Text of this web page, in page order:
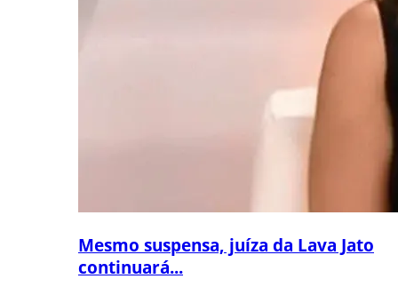
Mesmo suspensa, juíza da Lava Jato
continuará...